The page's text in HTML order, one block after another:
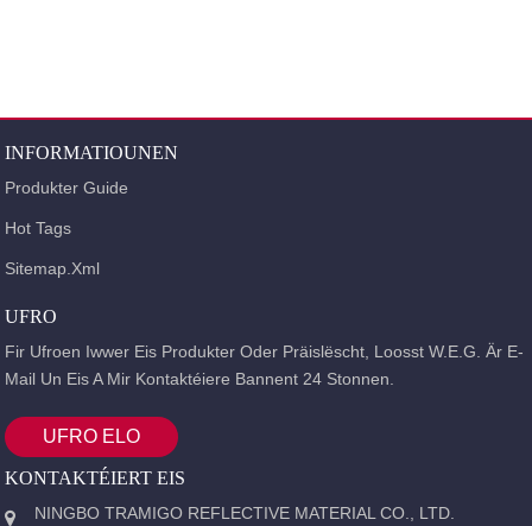
INFORMATIOUNEN
Produkter Guide
Hot Tags
Sitemap.xml
UFRO
Fir Ufroen Iwwer Eis Produkter Oder Präislëscht, Loosst W.e.g. Är E-
Mail Un Eis A Mir Kontaktéiere Bannent 24 Stonnen.
UFRO ELO
KONTAKTÉIERT EIS
NINGBO TRAMIGO REFLECTIVE MATERIAL CO., LTD.